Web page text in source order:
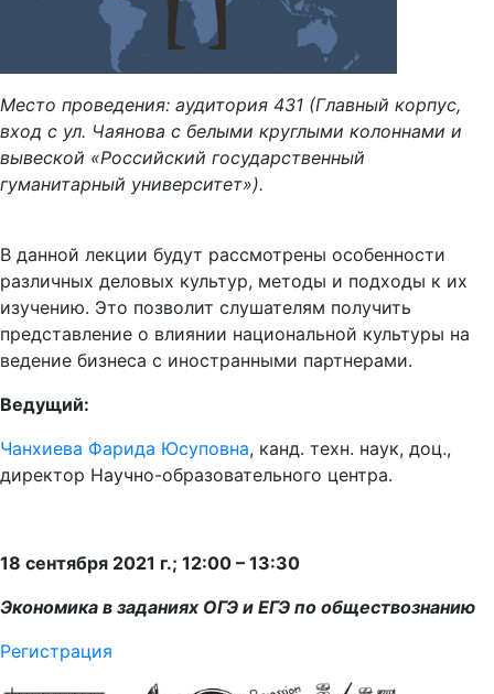
Место проведения: аудитория 431 (Главный корпус,
вход с ул. Чаянова с белыми круглыми колоннами и
вывеской «Российский государственный
гуманитарный университет»).
В данной лекции будут рассмотрены особенности
различных деловых культур, методы и подходы к их
изучению. Это позволит слушателям получить
представление о влиянии национальной культуры на
ведение бизнеса с иностранными партнерами.
Ведущий:
Чанхиева Фарида Юсуповна, канд. техн. наук, доц.,
директор Научно-образовательного центра.
18 сентября 2021 г.; 12:00 – 13:30
Экономика в заданиях ОГЭ и ЕГЭ по обществознанию
Регистрация